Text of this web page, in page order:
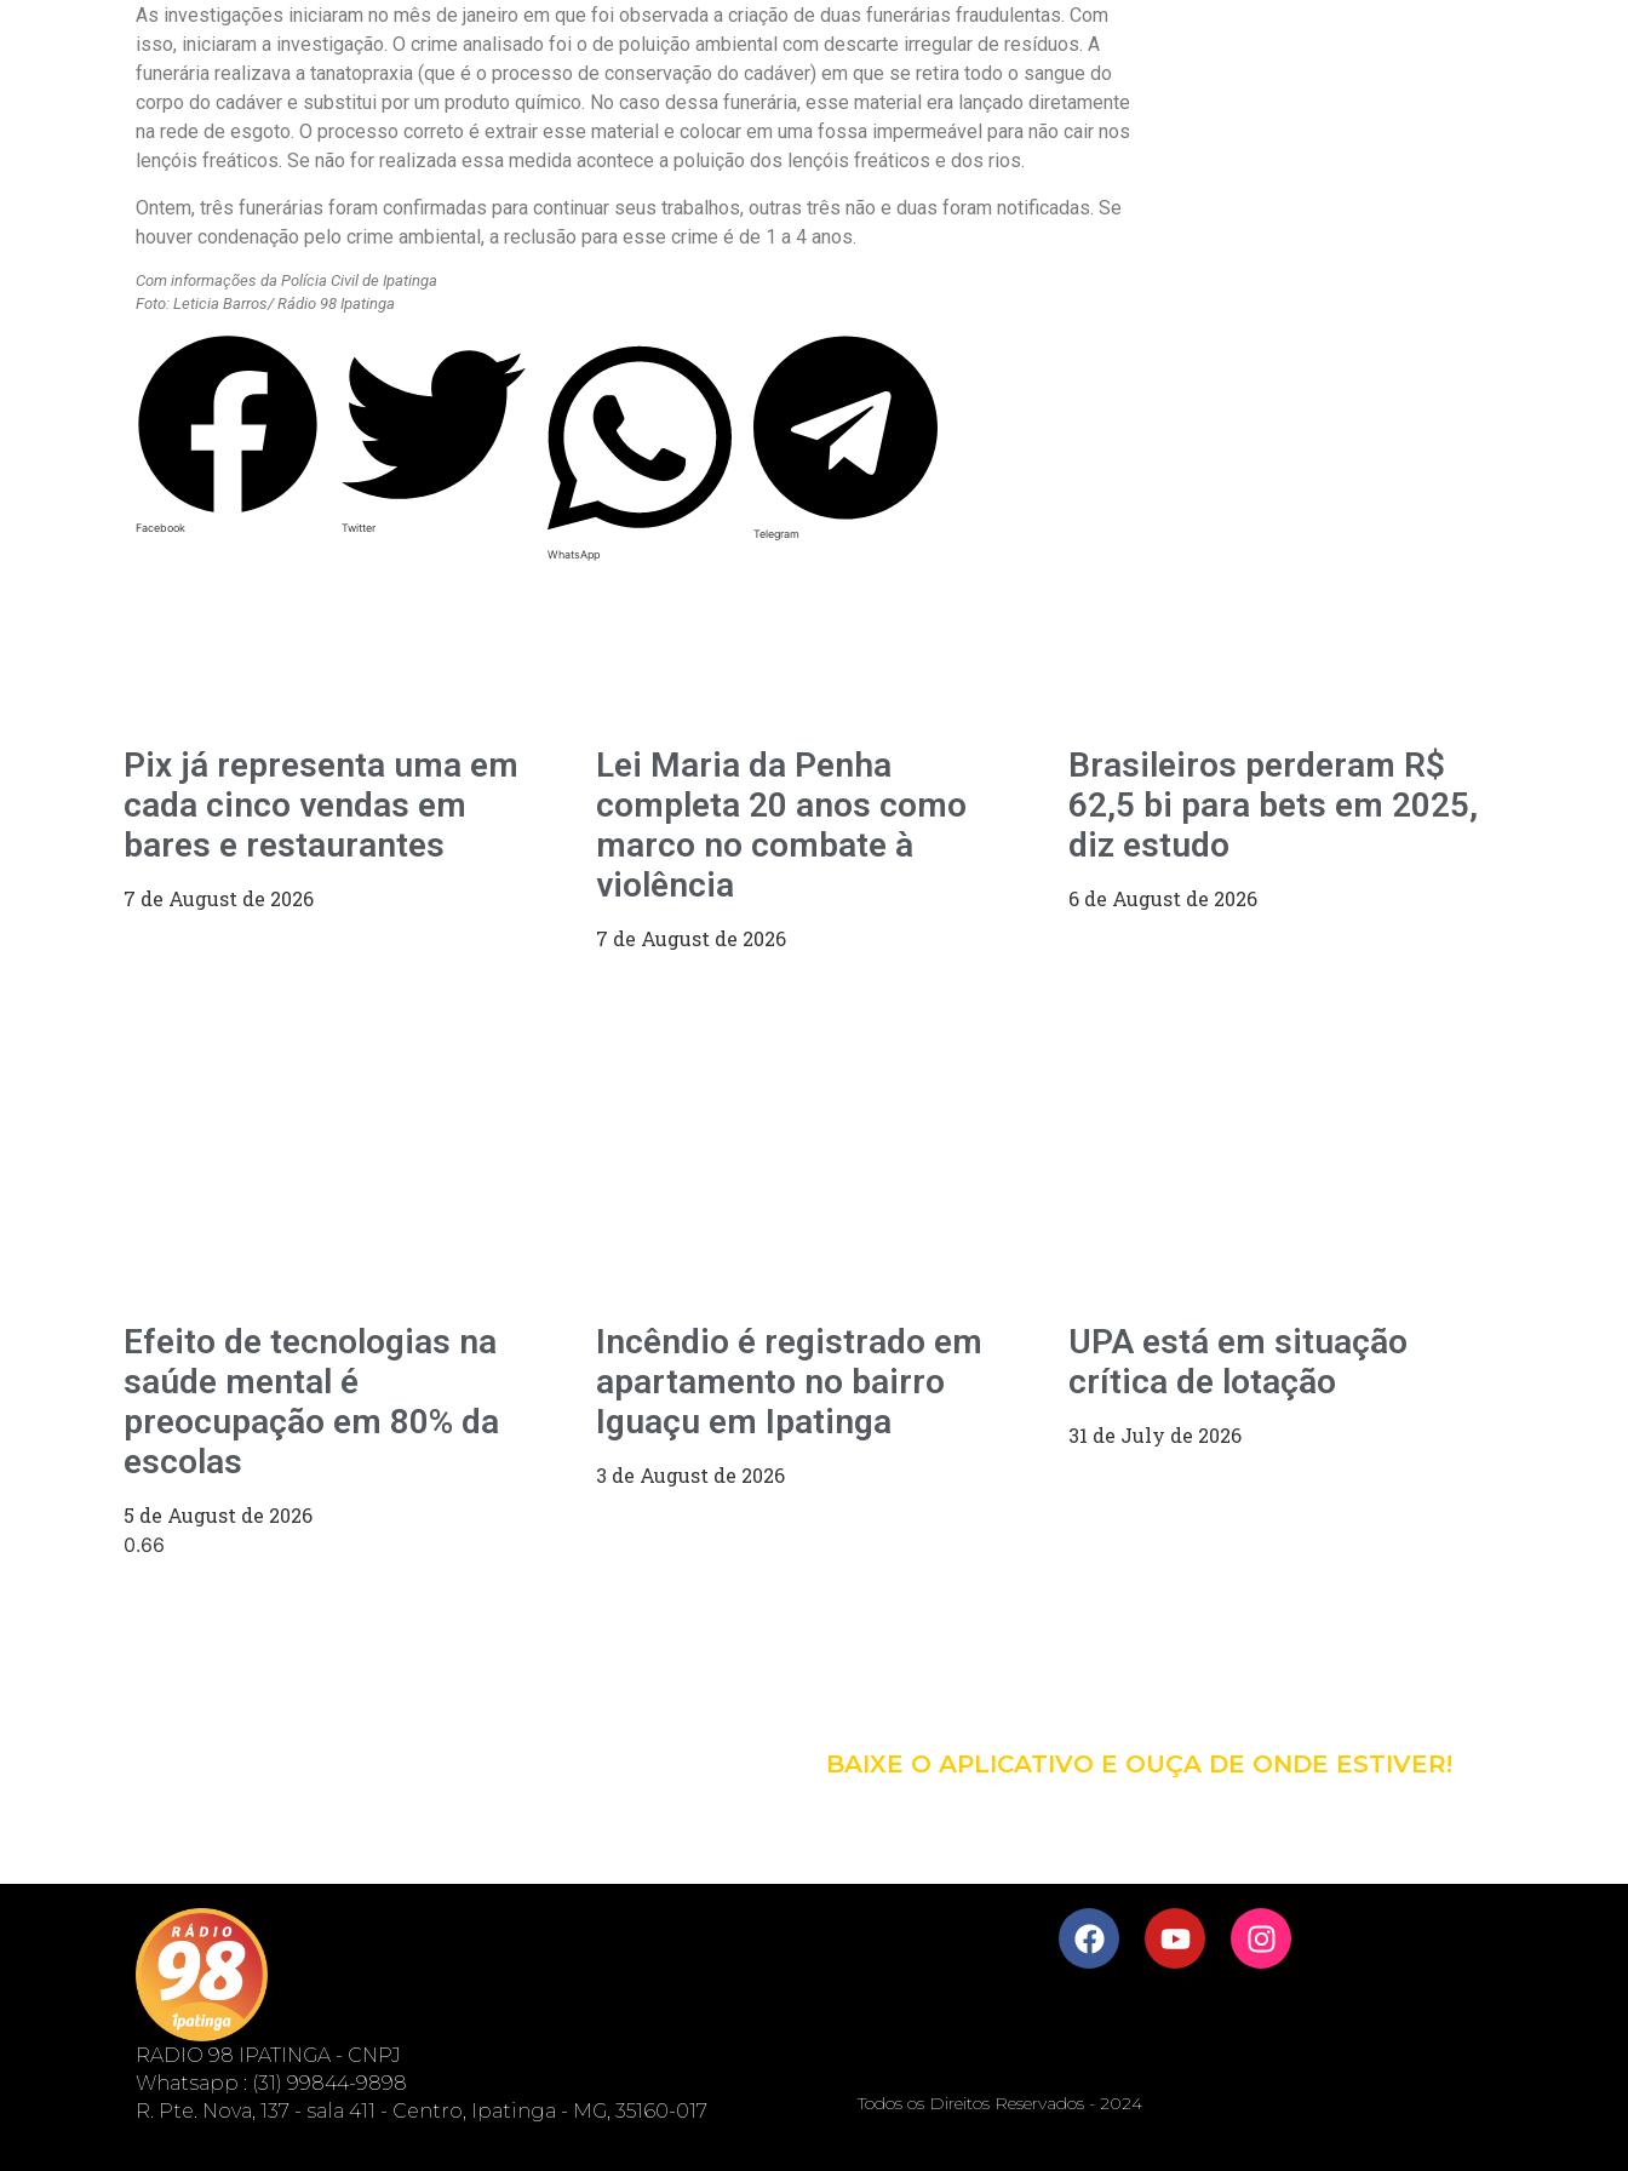
As investigações iniciaram no mês de janeiro em que foi observada a criação de duas funerárias fraudulentas. Com
isso, iniciaram a investigação. O crime analisado foi o de poluição ambiental com descarte irregular de resíduos. A
funerária realizava a tanatopraxia (que é o processo de conservação do cadáver) em que se retira todo o sangue do
corpo do cadáver e substitui por um produto químico. No caso dessa funerária, esse material era lançado diretamente
na rede de esgoto. O processo correto é extrair esse material e colocar em uma fossa impermeável para não cair nos
lençóis freáticos. Se não for realizada essa medida acontece a poluição dos lençóis freáticos e dos rios.
Ontem, três funerárias foram confirmadas para continuar seus trabalhos, outras três não e duas foram notificadas. Se
houver condenação pelo crime ambiental, a reclusão para esse crime é de 1 a 4 anos.
Com informações da Polícia Civil de Ipatinga
Foto: Leticia Barros/ Rádio 98 Ipatinga
Facebook
Twitter
WhatsApp
Telegram
Pix já representa uma em
cada cinco vendas em
bares e restaurantes
7 de August de 2026
Lei Maria da Penha
completa 20 anos como
marco no combate à
violência
7 de August de 2026
Brasileiros perderam R$
62,5 bi para bets em 2025,
diz estudo
6 de August de 2026
Efeito de tecnologias na
saúde mental é
preocupação em 80% da
escolas
5 de August de 2026
Incêndio é registrado em
apartamento no bairro
Iguaçu em Ipatinga
3 de August de 2026
UPA está em situação
crítica de lotação
31 de July de 2026
BAIXE O APLICATIVO E OUÇA DE ONDE ESTIVER!
RADIO 98 IPATINGA - CNPJ
Whatsapp : (31) 99844-9898
R. Pte. Nova, 137 - sala 411 - Centro, Ipatinga - MG, 35160-017
Todos os Direitos Reservados - 2024